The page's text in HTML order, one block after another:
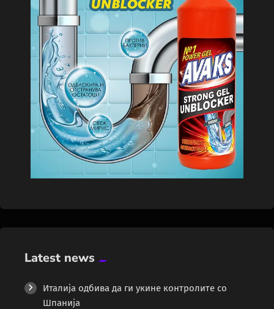
Latest news
Италија одбива да ги укине контролите со
Шпанија